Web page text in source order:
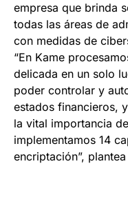
empresa que brinda
todas las áreas de
con medidas de
“En Kame
delicada en un solo
poder controlar y
estados financieros,
la vital importancia
implementamos 14
encriptación”,